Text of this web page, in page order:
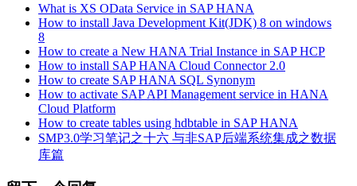
What is XS OData Service in SAP HANA
How to install Java Development Kit(JDK) 8 on windows
8
How to create a New HANA Trial Instance in SAP HCP
How to install SAP HANA Cloud Connector 2.0
How to create SAP HANA SQL Synonym
How to activate SAP API Management service in HANA
Cloud Platform
How to create tables using hdbtable in SAP HANA
SMP3.0学习笔记之十六 与非SAP后端系统集成之数据
库篇